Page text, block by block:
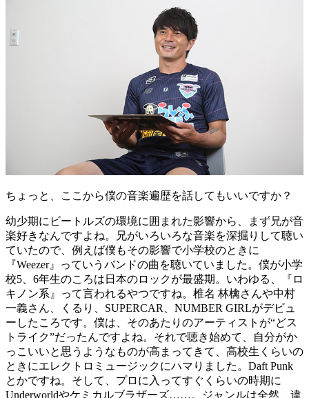
ちょっと、ここから僕の音楽遍歴を話してもいいですか？
幼少期にビートルズの環境に囲まれた影響から、まず兄が音
楽好きなんですよね。兄がいろいろな音楽を深掘りして聴い
ていたので、例えば僕もその影響で小学校のときに
『Weezer』っていうバンドの曲を聴いていました。僕が小学
校5、6年生のころは日本のロックが最盛期。いわゆる、『ロ
キノン系』って言われるやつですね。椎名 林檎さんや中村
一義さん、くるり、SUPERCAR、NUMBER GIRLがデビュ
ーしたころです。僕は、そのあたりのアーティストが“どス
トライク”だったんですよね。それで聴き始めて、自分がか
っこいいと思うようなものが高まってきて、高校生くらいの
ときにエレクトロミュージックにハマりました。Daft Punk
とかですね。そして、プロに入ってすぐくらいの時期に
Underworldやケミカルブラザーズ……。ジャンルは全然、違